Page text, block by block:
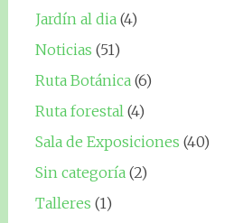
Jardín al dia (4)
Noticias (51)
Ruta Botánica (6)
Ruta forestal (4)
Sala de Exposiciones (40)
Sin categoría (2)
Talleres (1)